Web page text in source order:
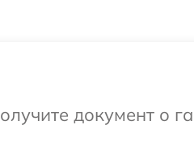
документ о